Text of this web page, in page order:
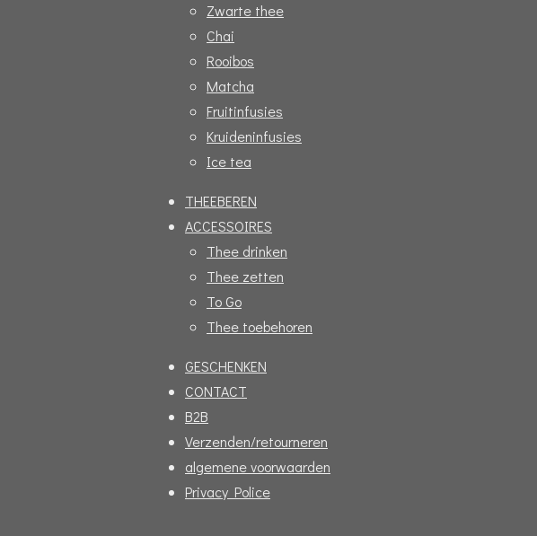
k
Zwarte thee
Chai
Rooibos
Matcha
Fruitinfusies
Kruideninfusies
Ice tea
THEEBEREN
ACCESSOIRES
Thee drinken
Thee zetten
To Go
Thee toebehoren
GESCHENKEN
CONTACT
B2B
Verzenden/retourneren
algemene voorwaarden
Privacy Police